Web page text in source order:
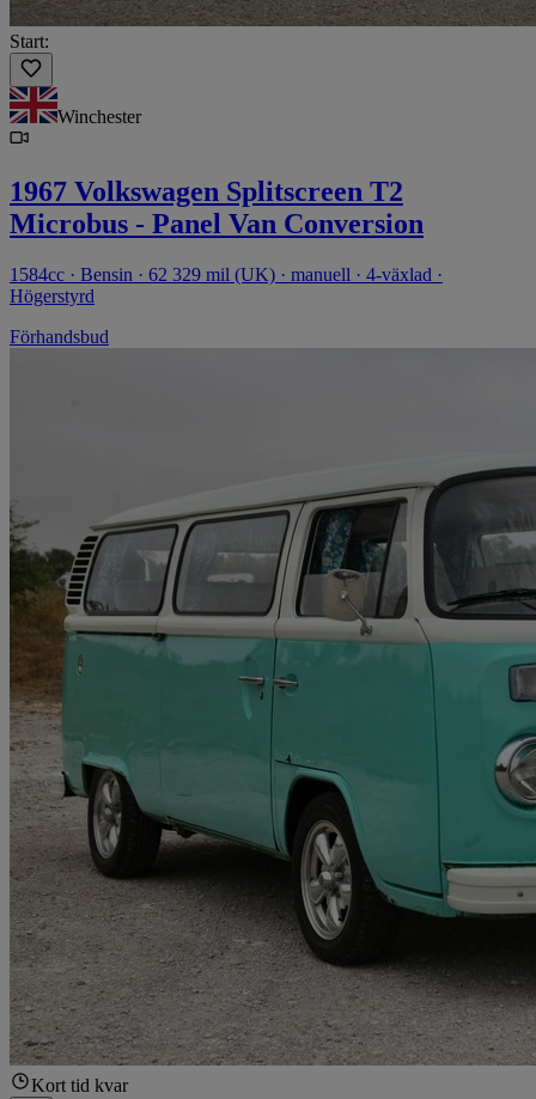
Start:
Winchester
1967 Volkswagen Splitscreen T2
Microbus - Panel Van Conversion
1584cc · Bensin · 62 329 mil (UK) · manuell · 4-växlad ·
Högerstyrd
Förhandsbud
Kort tid kvar